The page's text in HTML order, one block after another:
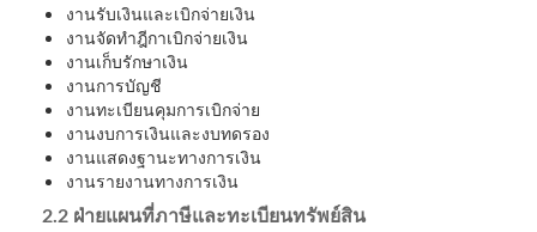
งานรับเงินและเบิกจ่ายเงิน
งานจัดทำฎีกาเบิกจ่ายเงิน
งานเก็บรักษาเงิน
งานการบัญชี
งานทะเบียนคุมการเบิกจ่าย
งานงบการเงินและงบทดรอง
งานแสดงฐานะทางการเงิน
งานรายงานทางการเงิน
2.2 ฝ่ายแผนที่ภาษีและทะเบียนทรัพย์สิน